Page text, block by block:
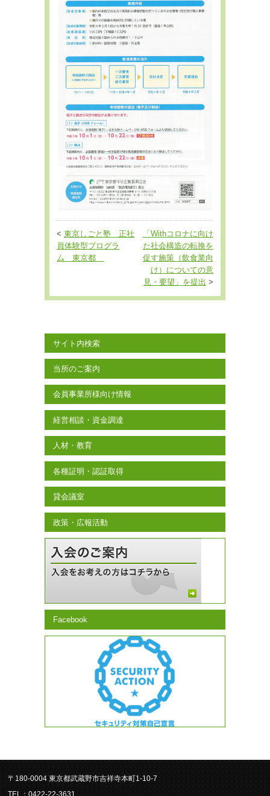
<東京しごと塾 正社
員体験型プログラ
ム 東京都
「Withコロナに向け
た社会構造の転換を
促す施策（飲食業向
け）についての意
見・要望」を提出 >
サイト内検索
当所のご案内
会員事業所様向け情報
経営相談・資金調達
人材・教育
各種証明・認証取得
貸会議室
政策・広報活動
Facebook
〒180-0004 東京都武蔵野市吉祥寺本町1-10-7
TEL：0422-22-3631